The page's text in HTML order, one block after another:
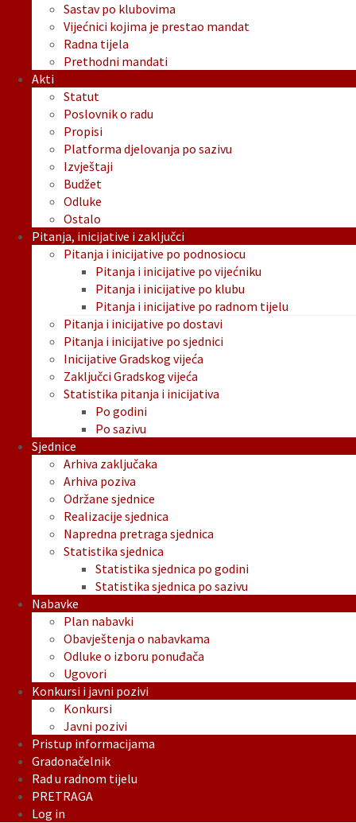
Sastav po klubovima
Vijećnici kojima je prestao mandat
Radna tijela
Prethodni mandati
Akti
Statut
Poslovnik o radu
Propisi
Platforma djelovanja po sazivu
Izvještaji
Budžet
Odluke
Ostalo
Pitanja, inicijative i zaključci
Pitanja i inicijative po podnosiocu
Pitanja i inicijative po vijećniku
Pitanja i inicijative po klubu
Pitanja i inicijative po radnom tijelu
Pitanja i inicijative po dostavi
Pitanja i inicijative po sjednici
Inicijative Gradskog vijeća
Zaključci Gradskog vijeća
Statistika pitanja i inicijativa
Po godini
Po sazivu
Sjednice
Arhiva zaključaka
Arhiva poziva
Održane sjednice
Realizacije sjednica
Napredna pretraga sjednica
Statistika sjednica
Statistika sjednica po godini
Statistika sjednica po sazivu
Nabavke
Plan nabavki
Obavještenja o nabavkama
Odluke o izboru ponuđača
Ugovori
Konkursi i javni pozivi
Konkursi
Javni pozivi
Pristup informacijama
Gradonačelnik
Rad u radnom tijelu
PRETRAGA
Log in